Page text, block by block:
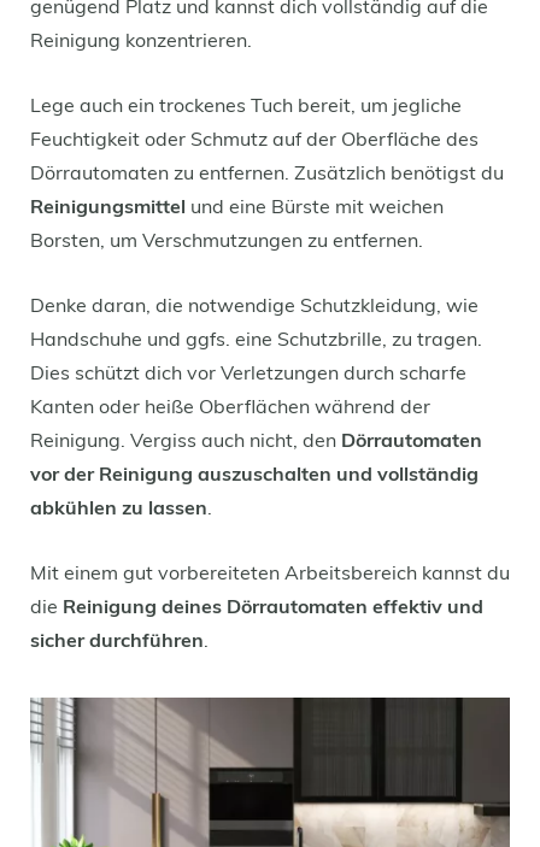
genügend Platz und kannst dich vollständig auf die
Reinigung konzentrieren.
Lege auch ein trockenes Tuch bereit, um jegliche
Feuchtigkeit oder Schmutz auf der Oberfläche des
Dörrautomaten zu entfernen. Zusätzlich benötigst du
Reinigungsmittel und eine Bürste mit weichen
Borsten, um Verschmutzungen zu entfernen.
Denke daran, die notwendige Schutzkleidung, wie
Handschuhe und ggfs. eine Schutzbrille, zu tragen.
Dies schützt dich vor Verletzungen durch scharfe
Kanten oder heiße Oberflächen während der
Reinigung. Vergiss auch nicht, den Dörrautomaten
vor der Reinigung auszuschalten und vollständig
abkühlen zu lassen.
Mit einem gut vorbereiteten Arbeitsbereich kannst du
die Reinigung deines Dörrautomaten effektiv und
sicher durchführen.